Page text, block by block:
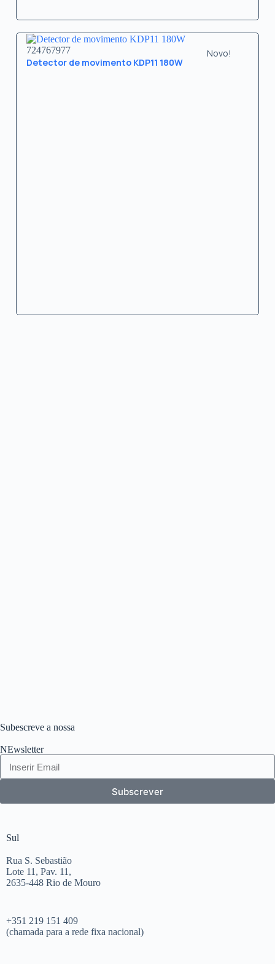
Novo!
724767977
Detector de movimento KDP11 180W
Subescreve a nossa
NEwsletter
Subscrever
Sul
Rua S. Sebastião
Lote 11, Pav. 11,
2635-448 Rio de Mouro
+351 219 151 409
(chamada para a rede fixa nacional)